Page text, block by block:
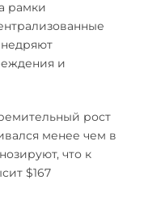
рамки
и
рост
менее чем в
что к
$167